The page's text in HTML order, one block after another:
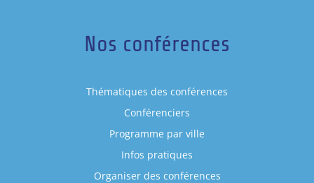
Nos conférences
Thématiques des conférences
Conférenciers
Programme par ville
Infos pratiques
Organiser des conférences